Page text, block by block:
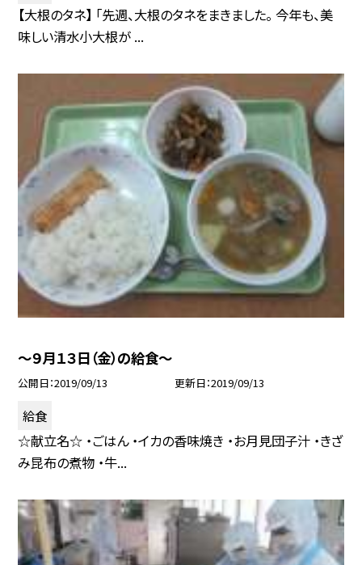
【大根のタネ】 「先週、大根のタネをまきました。 今年も、美
味しい清水小大根が ...
〜９月１３日（金）の給食〜
公開日 2019/09/13 更新日 2019/09/13
給食
☆献立名☆ ・ごはん ・イカの香味焼き ・お月見団子汁 ・きざ
み昆布の煮物 ・牛...